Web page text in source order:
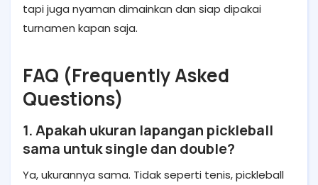
tapi juga nyaman dimainkan dan siap dipakai
turnamen kapan saja.
FAQ (Frequently Asked
Questions)
1. Apakah ukuran lapangan pickleball
sama untuk single dan double?
Ya, ukurannya sama. Tidak seperti tenis, pickleball